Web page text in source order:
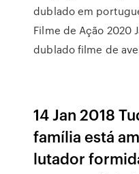
dublado em
Filme de Ação 2020
dublado filme de
14 Jan 2018
família está
lutador